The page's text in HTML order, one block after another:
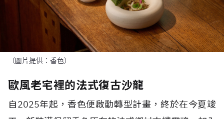
（圖片提供：香色）
歐風老宅裡的法式復古沙龍
自2025年起，香色便啟動轉型計畫，終於在今夏竣